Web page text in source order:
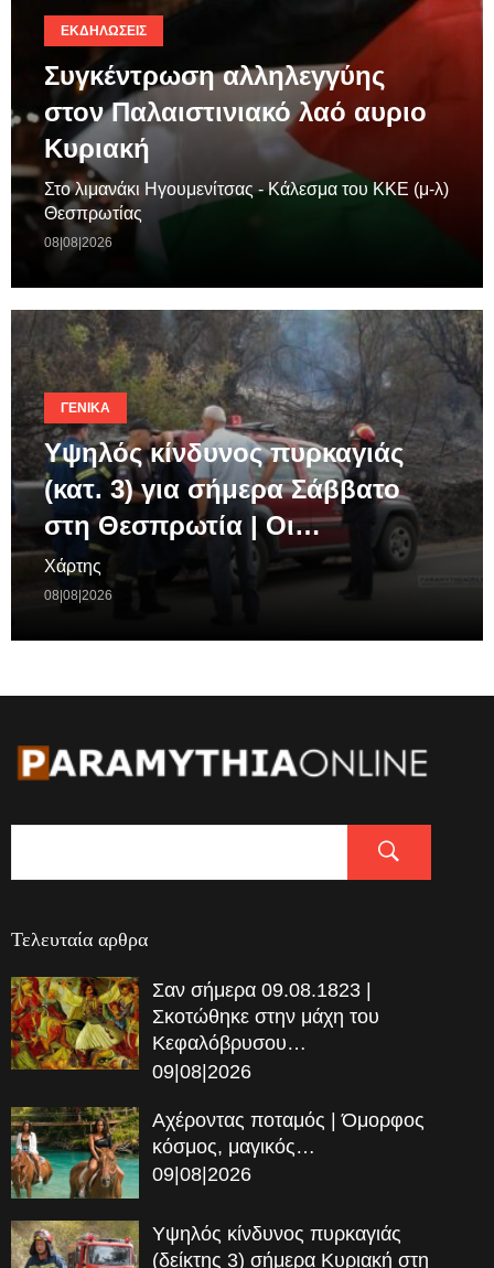
ΕΚΔΗΛΏΣΕΙΣ
Συγκέντρωση αλληλεγγύης
στον Παλαιστινιακό λαό αυριο
Κυριακή
Στο λιμανάκι Ηγουμενίτσας - Κάλεσμα του ΚΚΕ (μ-λ)
Θεσπρωτίας
08|08|2026
ΓΕΝΙΚΆ
Υψηλός κίνδυνος πυρκαγιάς
(κατ. 3) για σήμερα Σάββατο
στη Θεσπρωτία | Οι…
Χάρτης
08|08|2026
Τελευταία αρθρα
Σαν σήμερα 09.08.1823 |
Σκοτώθηκε στην μάχη του
Κεφαλόβρυσου…
09|08|2026
Αχέροντας ποταμός | Όμορφος
κόσμος, μαγικός…
09|08|2026
Υψηλός κίνδυνος πυρκαγιάς
(δείκτης 3) σήμερα Κυριακή στη